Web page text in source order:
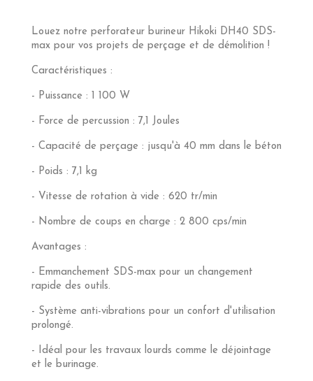
Louez notre perforateur burineur Hikoki DH40 SDS-
max pour vos projets de perçage et de démolition !
Caractéristiques :
- Puissance : 1 100 W
- Force de percussion : 7,1 Joules
- Capacité de perçage : jusqu'à 40 mm dans le béton
- Poids : 7,1 kg
- Vitesse de rotation à vide : 620 tr/min
- Nombre de coups en charge : 2 800 cps/min
Avantages :
- Emmanchement SDS-max pour un changement
rapide des outils.
- Système anti-vibrations pour un confort d'utilisation
prolongé.
- Idéal pour les travaux lourds comme le déjointage
et le burinage.